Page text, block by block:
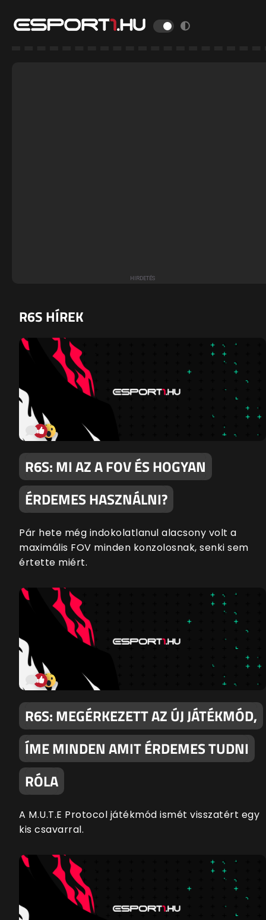
R6S HÍREK
R6S: MI AZ A FOV ÉS HOGYAN
ÉRDEMES HASZNÁLNI?
Pár hete még indokolatlanul alacsony volt a
maximális FOV minden konzolosnak, senki sem
értette miért.
R6S: MEGÉRKEZETT AZ ÚJ JÁTÉKMÓD,
ÍME MINDEN AMIT ÉRDEMES TUDNI
RÓLA
A M.U.T.E Protocol játékmód ismét visszatért egy
kis csavarral.